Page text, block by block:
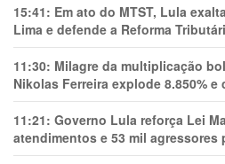
15:41: Em ato do MTST, Lula
Lima e defende a Reforma
11:30: Milagre da multiplicação
Nikolas Ferreira explode 8.850% e
11:21: Governo Lula reforça Lei
atendimentos e 53 mil agressores